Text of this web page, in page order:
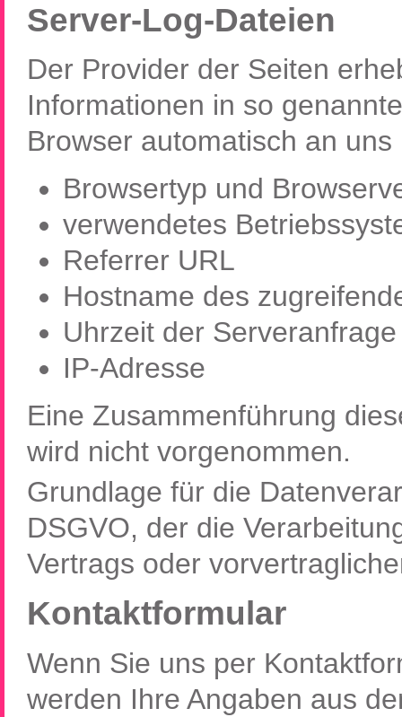
Server-Log-Dateien
Der Provider der Seiten
Informationen in so
Browser automatisch an
Browsertyp und
verwendetes
Referrer URL
Hostname des
Uhrzeit der Serveranfrage
IP-Adresse
Eine Zusammenführung
wird nicht vorgenommen.
Grundlage für die
DSGVO, der die
Vertrags oder
Kontaktformular
Wenn Sie uns per
werden Ihre Angaben aus